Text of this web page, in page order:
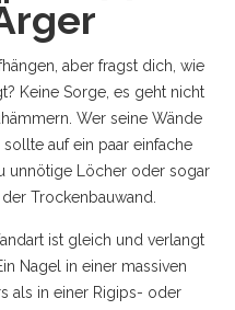
aber fragst dich, wie
Keine Sorge, es geht nicht
Wer seine Wände
auf ein paar einfache
unnötige Löcher oder sogar
Trockenbauwand.
ist gleich und verlangt
Nagel in einer massiven
als in einer Rigips- oder